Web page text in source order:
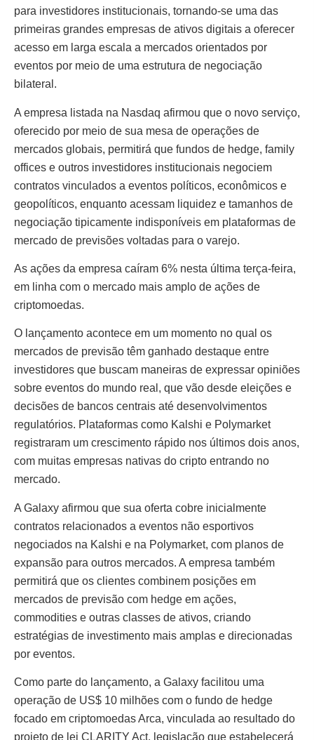
para investidores institucionais, tornando-se uma das
primeiras grandes empresas de ativos digitais a oferecer
acesso em larga escala a mercados orientados por
eventos por meio de uma estrutura de negociação
bilateral.
A empresa listada na Nasdaq afirmou que o novo serviço,
oferecido por meio de sua mesa de operações de
mercados globais, permitirá que fundos de hedge, family
offices e outros investidores institucionais negociem
contratos vinculados a eventos políticos, econômicos e
geopolíticos, enquanto acessam liquidez e tamanhos de
negociação tipicamente indisponíveis em plataformas de
mercado de previsões voltadas para o varejo.
As ações da empresa caíram 6% nesta última terça-feira,
em linha com o mercado mais amplo de ações de
criptomoedas.
O lançamento acontece em um momento no qual os
mercados de previsão têm ganhado destaque entre
investidores que buscam maneiras de expressar opiniões
sobre eventos do mundo real, que vão desde eleições e
decisões de bancos centrais até desenvolvimentos
regulatórios. Plataformas como Kalshi e Polymarket
registraram um crescimento rápido nos últimos dois anos,
com muitas empresas nativas do cripto entrando no
mercado.
A Galaxy afirmou que sua oferta cobre inicialmente
contratos relacionados a eventos não esportivos
negociados na Kalshi e na Polymarket, com planos de
expansão para outros mercados. A empresa também
permitirá que os clientes combinem posições em
mercados de previsão com hedge em ações,
commodities e outras classes de ativos, criando
estratégias de investimento mais amplas e direcionadas
por eventos.
Como parte do lançamento, a Galaxy facilitou uma
operação de US$ 10 milhões com o fundo de hedge
focado em criptomoedas Arca, vinculada ao resultado do
projeto de lei CLARITY Act, legislação que estabelecerá